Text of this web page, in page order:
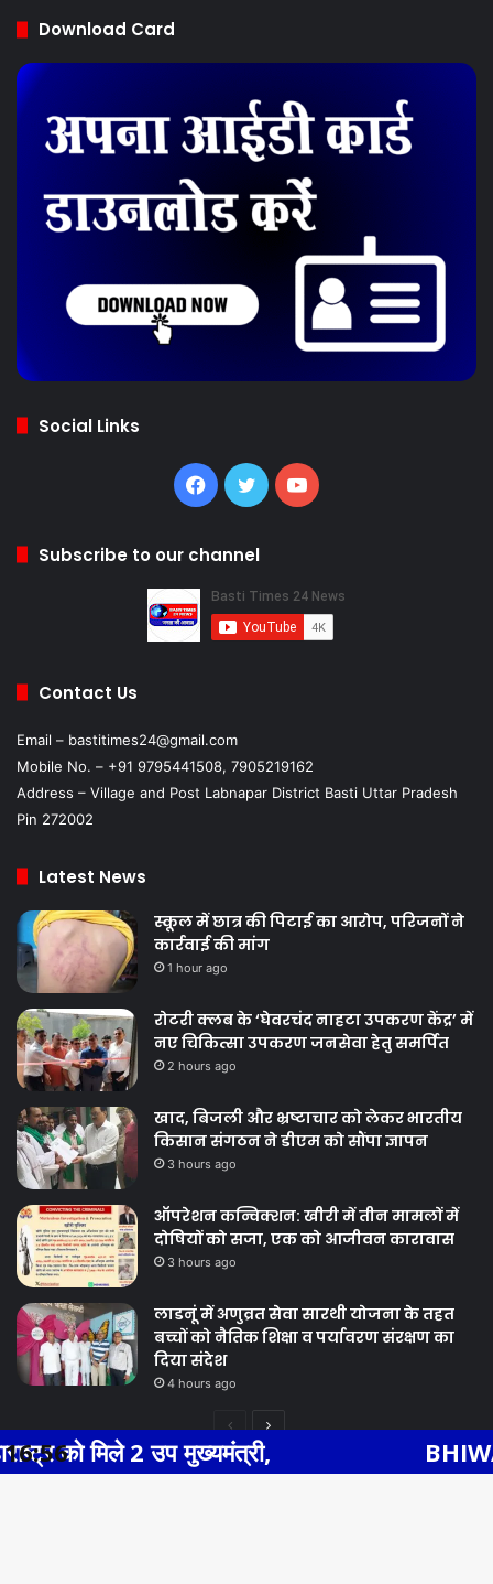
Download Card
Social Links
Facebook
TwitterYouTube
Subscribe to our channel
Contact Us
Email – bastitimes24@gmail.com
Mobile No. – +91 9795441508, 7905219162
Address – Village and Post Labnapar District Basti Uttar Pradesh
Pin 272002
Latest News
स्कूल में छात्र की पिटाई का आरोप, परिजनों ने
कार्रवाई की मांग
1 hour ago
रोटरी क्लब के ‘घेवरचंद नाहटा उपकरण केंद्र’ में
नए चिकित्सा उपकरण जनसेवा हेतु समर्पित
2 hours ago
खाद, बिजली और भ्रष्टाचार को लेकर भारतीय
किसान संगठन ने डीएम को सौंपा ज्ञापन
3 hours ago
ऑपरेशन कन्विक्शन: खीरी में तीन मामलों में
दोषियों को सजा, एक को आजीवन कारावास
3 hours ago
लाडनूं में अणुव्रत सेवा सारथी योजना के तहत
बच्चों को नैतिक शिक्षा व पर्यावरण संरक्षण का
दिया संदेश
4 hours ago
Previous
page
Next
Facebook Twitter WhatsApp Telegram
मुख्यमंत्री, BHIWADI NEWS
16:56